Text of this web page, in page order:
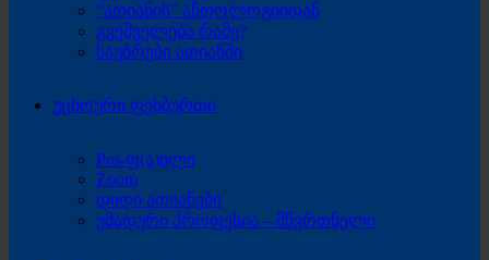
“ათიანის” ანთოლოგიიდან
გვეშველება რამე?
საუბრები ათიანში
უცხოური ფეხბურთი
Pro-ფ(ა)ილი
Zoom
დიდი ათიანები
უმადური პროფესია – მწვრთნელი